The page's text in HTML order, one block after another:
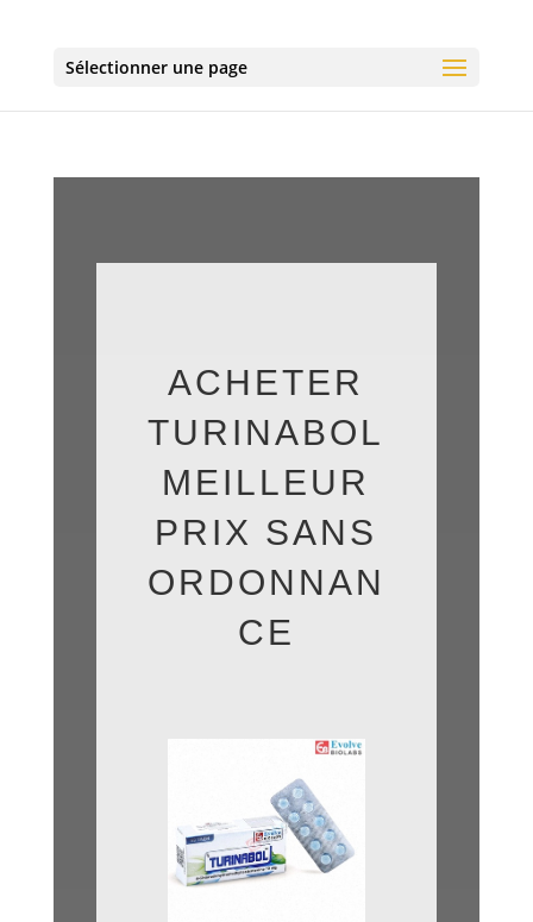
Sélectionner une page
ACHETER
TURINABOL
MEILLEUR
PRIX SANS
ORDONNAN
CE